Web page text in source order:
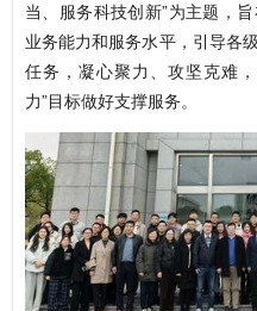
当、服务科技创新”为主题，
业务能力和服务水平，引导各
任务，凝心聚力、攻坚克难
力”目标做好支撑服务。